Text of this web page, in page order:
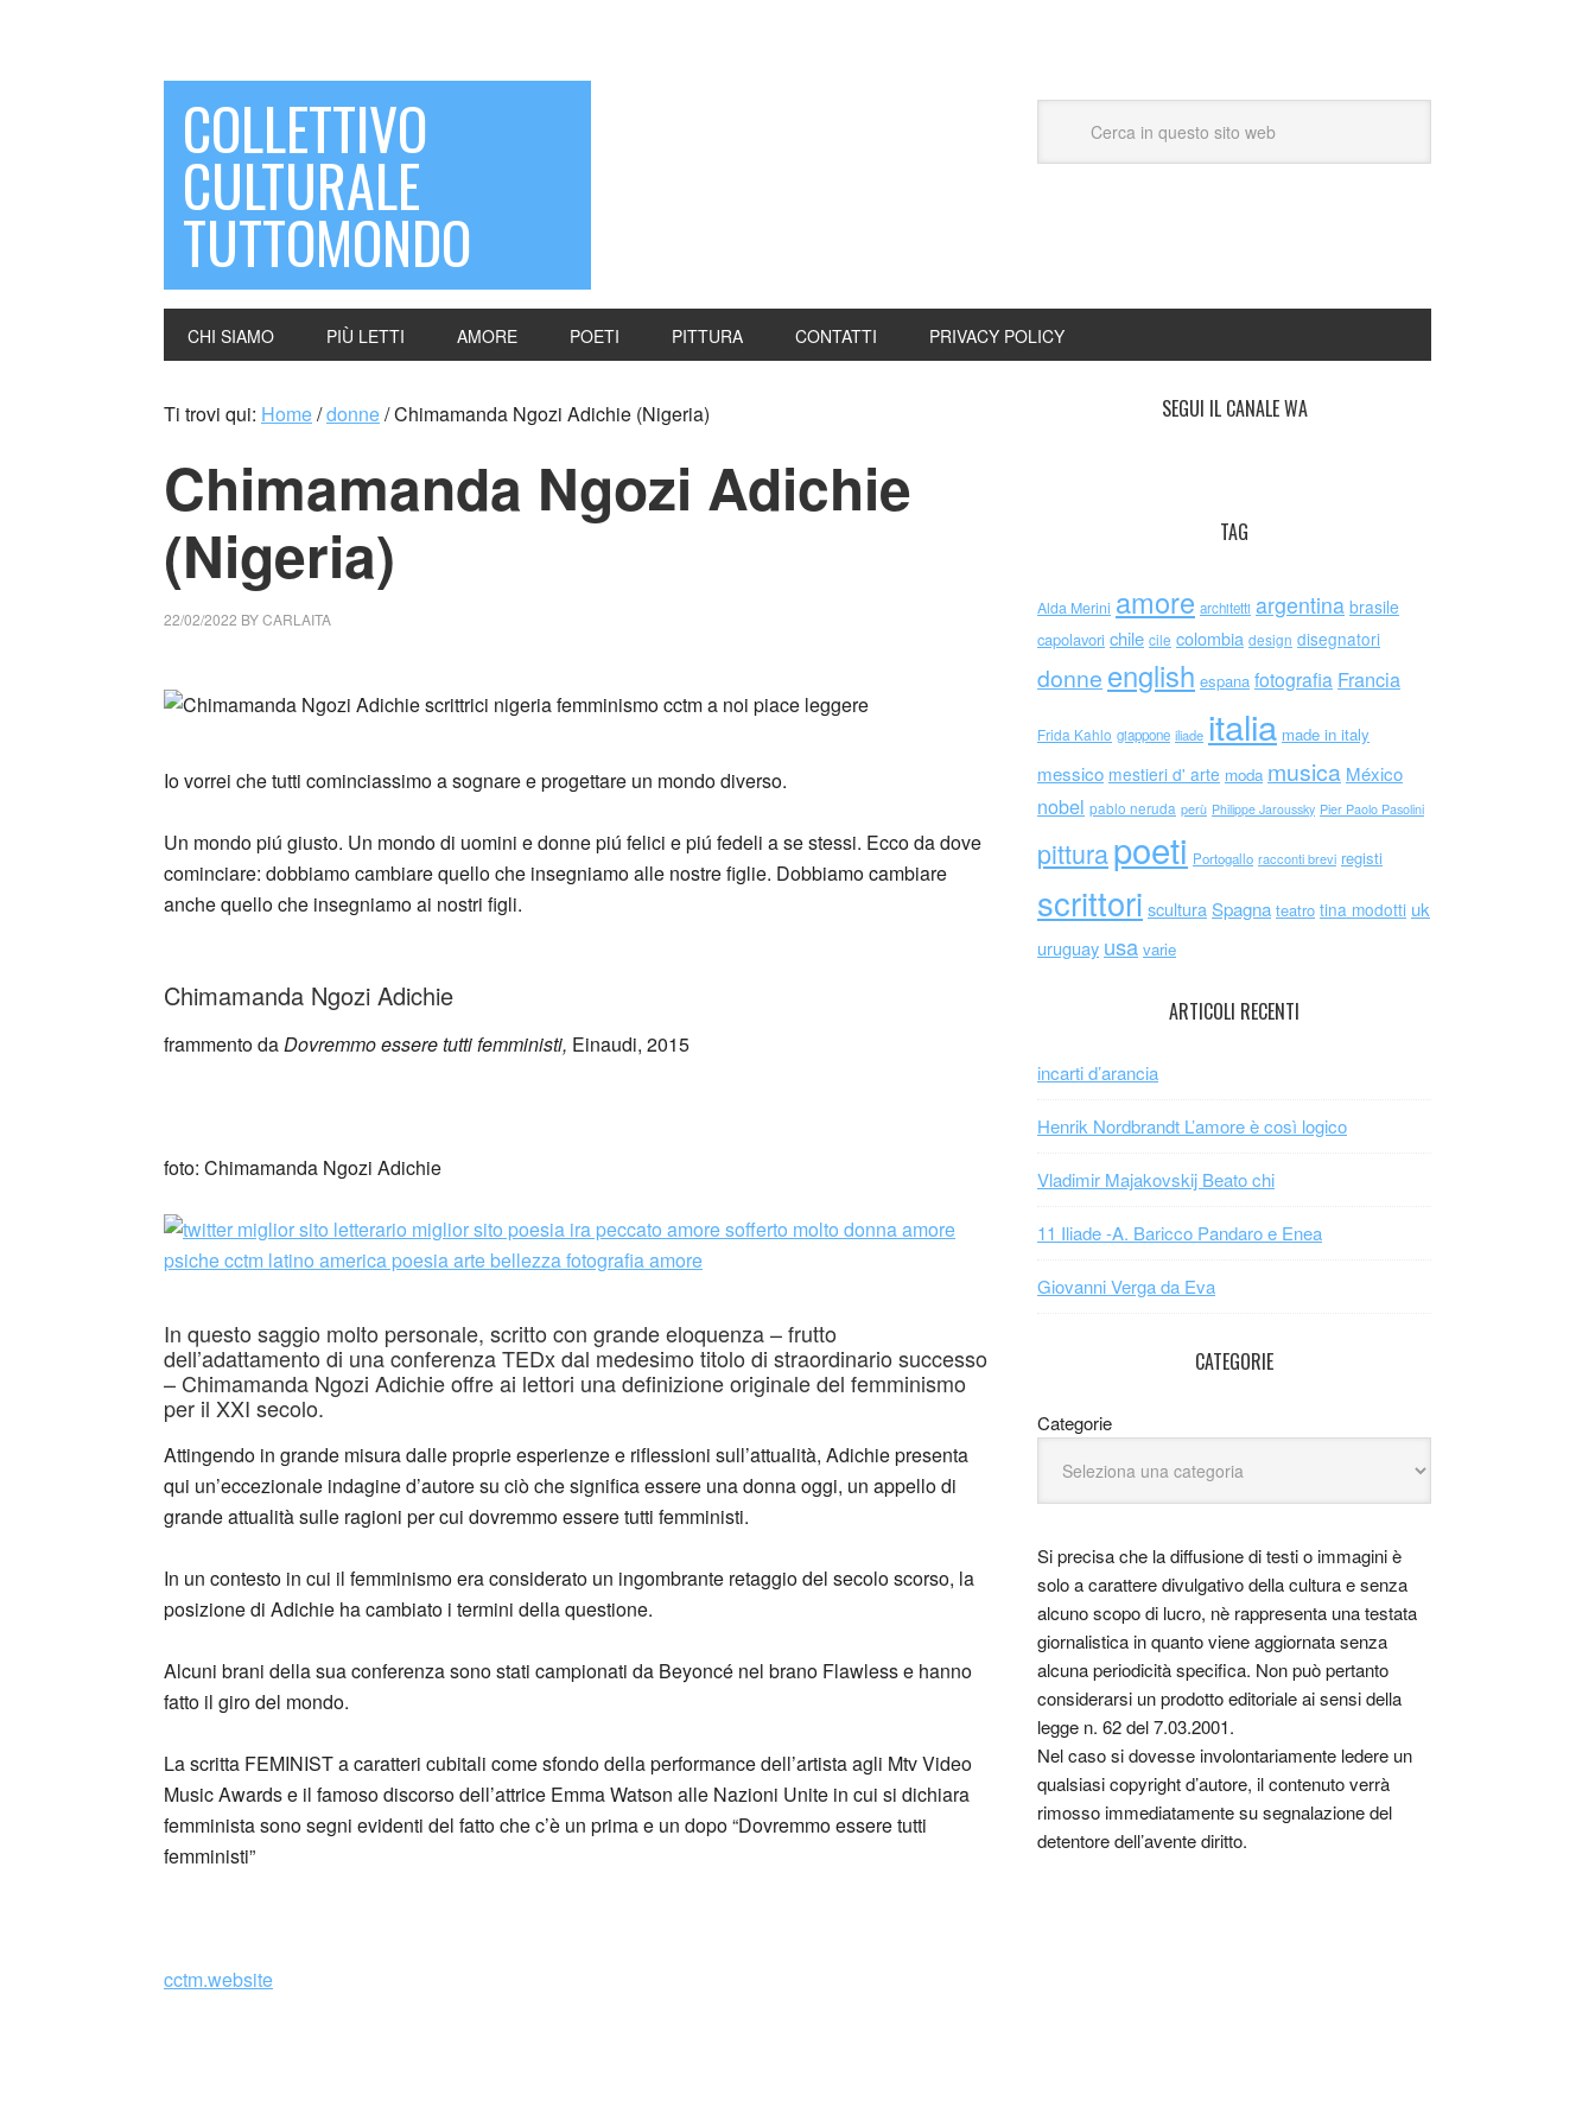
COLLETTIVO
CULTURALE
TUTTOMONDO
CHI SIAMO PIÙ LETTI AMORE POETI PITTURA CONTATTI PRIVACY POLICY
Ti trovi qui: Home/donne/Chimamanda Ngozi Adichie (Nigeria)
Chimamanda Ngozi Adichie
(Nigeria)
22/02/2022 BYCARLAITA
Io vorrei che tutti cominciassimo a sognare e progettare un mondo diverso.
Un mondo piú giusto. Un mondo di uomini e donne piú felici e piú fedeli a se stessi. Ecco da dove
cominciare: dobbiamo cambiare quello che insegniamo alle nostre figlie. Dobbiamo cambiare
anche quello che insegniamo ai nostri figli.
Chimamanda Ngozi Adichie
frammento daDovremmo essere tutti femministi, Einaudi, 2015
foto: Chimamanda Ngozi Adichie
In questo saggio molto personale, scritto con grande eloquenza – frutto
dell’adattamento di una conferenza TEDx dal medesimo titolo di straordinario successo
– Chimamanda Ngozi Adichie offre ai lettori una definizione originale del femminismo
per il XXI secolo.
Attingendo in grande misura dalle proprie esperienze e riflessioni sull’attualità, Adichie presenta
qui un’eccezionale indagine d’autore su ciò che significa essere una donna oggi, un appello di
grande attualità sulle ragioni per cui dovremmo essere tutti femministi.
In un contesto in cui il femminismo era considerato un ingombrante retaggio del secolo scorso, la
posizione di Adichie ha cambiato i termini della questione.
Alcuni brani della sua conferenza sono stati campionati da Beyoncé nel brano Flawless e hanno
fatto il giro del mondo.
La scritta FEMINIST a caratteri cubitali come sfondo della performance dell’artista agli Mtv Video
Music Awards e il famoso discorso dell’attrice Emma Watson alle Nazioni Unite in cui si dichiara
femminista sono segni evidenti del fatto che c’è un prima e un dopo “Dovremmo essere tutti
femministi”
cctm.website
SEGUI IL CANALE WA
TAG
Alda Merini amore architetti argentina brasile
capolavori chile cile colombia design disegnatori
donne english espana fotografia Francia
Frida Kahlo giappone iliade italia made in italy
messico mestieri d' arte moda musica México
nobel pablo neruda perù Philippe Jaroussky Pier Paolo Pasolini
pitturapoeti Portogallo racconti brevi registi
scrittori scultura Spagna teatro tina modotti uk
uruguay usa varie
ARTICOLI RECENTI
incarti d’arancia
Henrik Nordbrandt L’amore è così logico
Vladimir Majakovskij Beato chi
11 Iliade -A. Baricco Pandaro e Enea
Giovanni Verga da Eva
CATEGORIE
Categorie
Si precisa che la diffusione di testi o immagini è
solo a carattere divulgativo della cultura e senza
alcuno scopo di lucro, nè rappresenta una testata
giornalistica in quanto viene aggiornata senza
alcuna periodicità specifica. Non può pertanto
considerarsi un prodotto editoriale ai sensi della
legge n. 62 del 7.03.2001.
Nel caso si dovesse involontariamente ledere un
qualsiasi copyright d’autore, il contenuto verrà
rimosso immediatamente su segnalazione del
detentore dell’avente diritto.